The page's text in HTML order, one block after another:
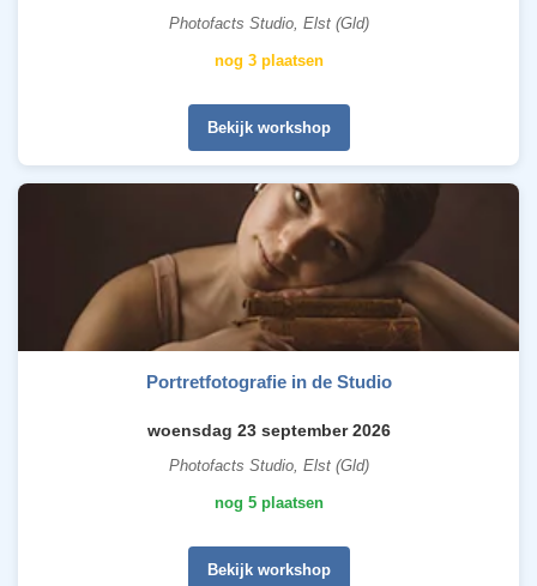
Photofacts Studio, Elst (Gld)
nog 3 plaatsen
Bekijk workshop
Portretfotografie in de Studio
woensdag 23 september 2026
Photofacts Studio, Elst (Gld)
nog 5 plaatsen
Bekijk workshop